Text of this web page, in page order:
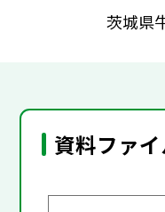
茨城県
資料ファ